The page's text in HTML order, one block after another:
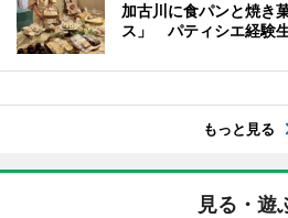
加古川に食パンと焼き
ス」 パティシエ経験
もっと見る
見る・遊